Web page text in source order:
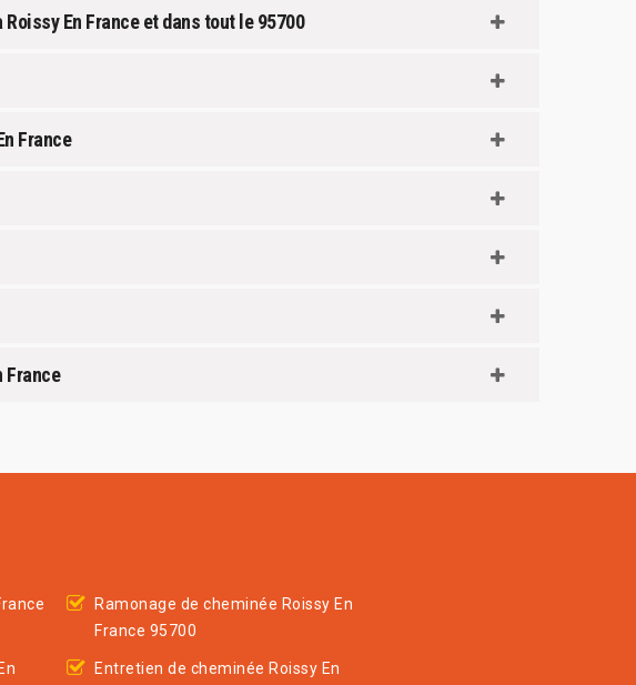
En France et dans tout le 95700
France
France
Ramonage de cheminée Roissy En
France 95700
Entretien de cheminée Roissy En